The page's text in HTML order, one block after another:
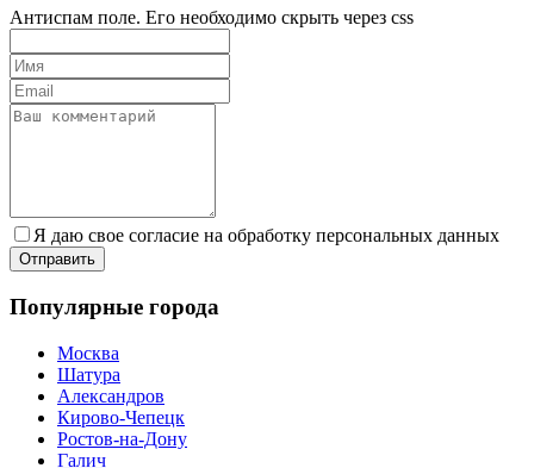
Антиспам поле. Его необходимо скрыть через css
Я даю свое согласие на обработку персональных данных
Популярные города
Москва
Шатура
Александров
Кирово-Чепецк
Ростов-на-Дону
Галич